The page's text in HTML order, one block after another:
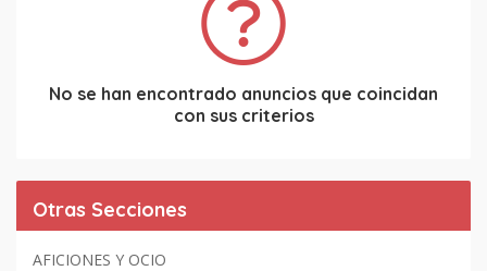
No se han encontrado anuncios que coincidan
con sus criterios
Otras Secciones
AFICIONES Y OCIO